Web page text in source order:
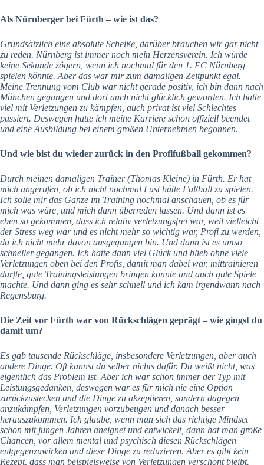
Als Nürnberger bei Fürth – wie ist das?
Grundsätzlich eine absolute Scheiße, darüber brauchen wir gar nicht
zu reden. Nürnberg ist immer noch mein Herzensverein. Ich würde
keine Sekunde zögern, wenn ich nochmal für den 1. FC Nürnberg
spielen könnte. Aber das war mir zum damaligen Zeitpunkt egal.
Meine Trennung vom Club war nicht gerade positiv, ich bin dann nach
München gegangen und dort auch nicht glücklich geworden. Ich hatte
viel mit Verletzungen zu kämpfen, auch privat ist viel Schlechtes
passiert. Deswegen hatte ich meine Karriere schon offiziell beendet
und eine Ausbildung bei einem großen Unternehmen begonnen.
Und wie bist du wieder zurück in den Profifußball gekommen?
Durch meinen damaligen Trainer (Thomas Kleine) in Fürth. Er hat
mich angerufen, ob ich nicht nochmal Lust hätte Fußball zu spielen.
Ich solle mir das Ganze im Training nochmal anschauen, ob es für
mich was wäre, und mich dann überreden lassen. Und dann ist es
eben so gekommen, dass ich relativ verletzungsfrei war, weil vielleicht
der Stress weg war und es nicht mehr so wichtig war, Profi zu werden,
da ich nicht mehr davon ausgegangen bin. Und dann ist es umso
schneller gegangen. Ich hatte dann viel Glück und blieb ohne viele
Verletzungen oben bei den Profis, damit man dabei war, mittrainieren
durfte, gute Trainingsleistungen bringen konnte und auch gute Spiele
machte. Und dann ging es sehr schnell und ich kam irgendwann nach
Regensburg.
Die Zeit vor Fürth war von Rückschlägen geprägt – wie gingst du
damit um?
Es gab tausende Rückschläge, insbesondere Verletzungen, aber auch
andere Dinge. Oft kannst du selber nichts dafür. Du weißt nicht, was
eigentlich das Problem ist. Aber ich war schon immer der Typ mit
Leistungsgedanken, deswegen war es für mich nie eine Option
zurückzustecken und die Dinge zu akzeptieren, sondern dagegen
anzukämpfen, Verletzungen vorzubeugen und danach besser
herauszukommen. Ich glaube, wenn man sich das richtige Mindset
schon mit jungen Jahren aneignet und entwickelt, dann hat man große
Chancen, vor allem mental und psychisch diesen Rückschlägen
entgegenzuwirken und diese Dinge zu reduzieren. Aber es gibt kein
Rezept, dass man beispielsweise von Verletzungen verschont bleibt.